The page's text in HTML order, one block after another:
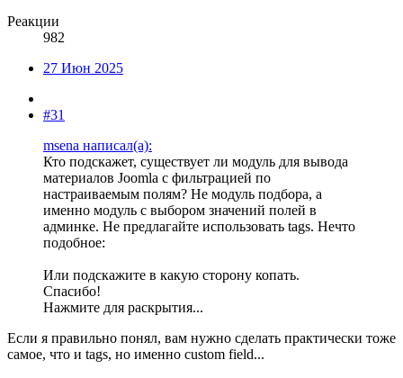
Реакции
982
27 Июн 2025
#31
msena написал(а):
Кто подскажет, существует ли модуль для вывода
материалов Joomla с фильтрацией по
настраиваемым полям? Не модуль подбора, а
именно модуль с выбором значений полей в
админке. Не предлагайте использовать tags. Нечто
подобное:
Или подскажите в какую сторону копать.
Спасибо!
Нажмите для раскрытия...
Если я правильно понял, вам нужно сделать практически тоже
самое, что и tags, но именно custom field...